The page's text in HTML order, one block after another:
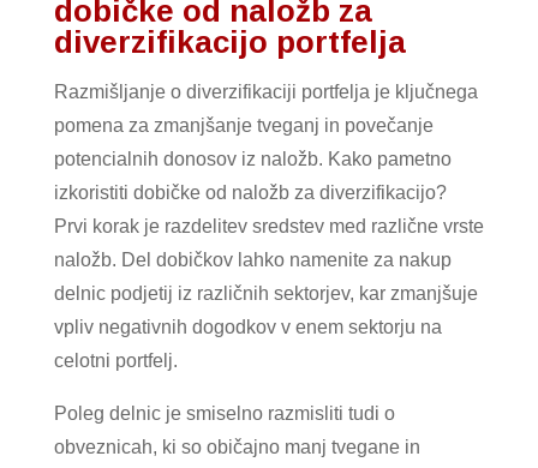
dobičke od naložb za
diverzifikacijo portfelja
Razmišljanje o diverzifikaciji portfelja je ključnega
pomena za zmanjšanje tveganj in povečanje
potencialnih donosov iz naložb. Kako pametno
izkoristiti dobičke od naložb za diverzifikacijo?
Prvi korak je razdelitev sredstev med različne vrste
naložb. Del dobičkov lahko namenite za nakup
delnic podjetij iz različnih sektorjev, kar zmanjšuje
vpliv negativnih dogodkov v enem sektorju na
celotni portfelj.
Poleg delnic je smiselno razmisliti tudi o
obveznicah, ki so običajno manj tvegane in